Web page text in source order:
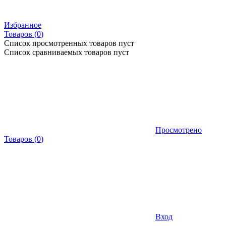
Избранное
Товаров (0)
Список просмотренных товаров пуст
Список сравниваемых товаров пуст
Просмотрено
Товаров (0)
Вход